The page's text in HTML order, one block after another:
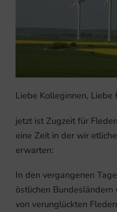
Liebe Kolleginnen, Liebe
jetzt ist Zugzeit für
eine Zeit in der wir
erwarten:
In den vergangenen
östlichen
von verunglückten